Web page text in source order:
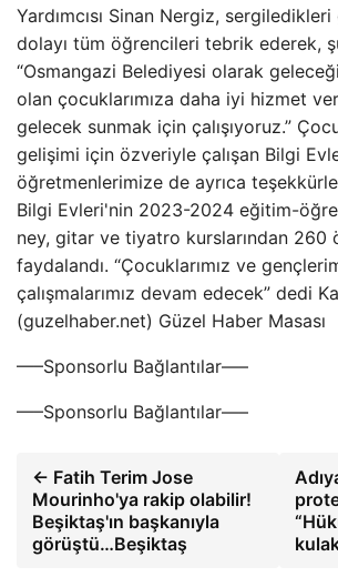
Yardımcısı Sinan Nergiz,
dolayı tüm öğrencileri tebrik ederek,
“Osmangazi Belediyesi olarak
olan çocuklarımıza daha iyi hizmet
gelecek sunmak için çalışıyoruz.”
gelişimi için özveriyle çalışan Bilgi
öğretmenlerimize de ayrıca
Bilgi Evleri'nin 2023-2024 eğitim-
ney, gitar ve tiyatro kurslarından 260
faydalandı. “Çocuklarımız ve
çalışmalarımız devam edecek” dedi
(guzelhaber.net) Güzel Haber Masası
—–Sponsorlu Bağlantılar—–
—–Sponsorlu Bağlantılar—–
← Fatih Terim Jose
Mourinho'ya rakip olabilir!
Beşiktaş'ın başkanıyla
görüştü…Beşiktaş